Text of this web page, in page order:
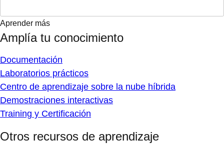
Aprender más
Amplía tu conocimiento
Documentación
Laboratorios prácticos
Centro de aprendizaje sobre la nube híbrida
Demostraciones interactivas
Training y Certificación
Otros recursos de aprendizaje